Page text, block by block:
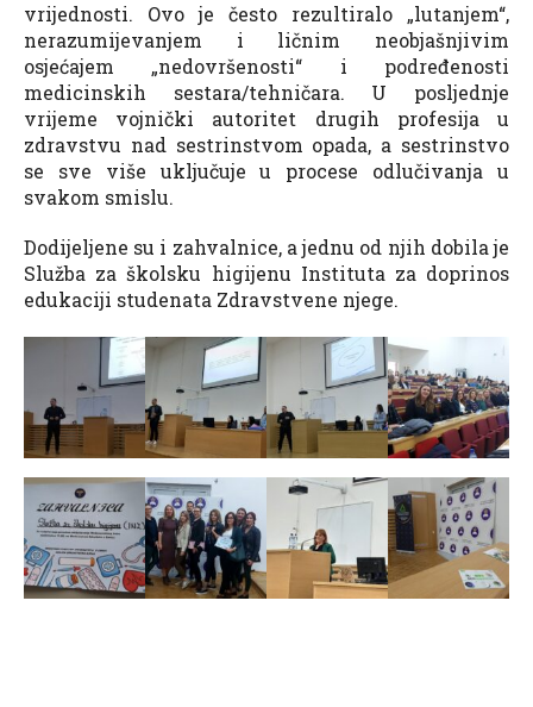
vrijednosti. Ovo je često rezultiralo „lutanjem“,
nerazumijevanjem i ličnim neobjašnjivim
osjećajem „nedovršenosti“ i podređenosti
medicinskih sestara/tehničara. U posljednje
vrijeme vojnički autoritet drugih profesija u
zdravstvu nad sestrinstvom opada, a sestrinstvo
se sve više uključuje u procese odlučivanja u
svakom smislu.
Dodijeljene su i zahvalnice, a jednu od njih dobila je
Služba za školsku higijenu Instituta za doprinos
edukaciji studenata Zdravstvene njege.